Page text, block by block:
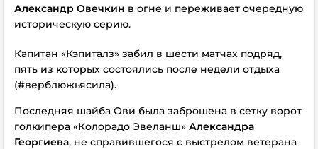
Александр Овечкин в огне и переживает очередную
историческую серию.
Капитан «Кэпиталз» забил в шести матчах подряд,
пять из которых состоялись после недели отдыха
(#верблюжьясила).
Последняя шайба Ови была заброшена в сетку ворот
голкипера «Колорадо Эвеланш» Александра
Георгиева, не справившегося с выстрелом ветерана